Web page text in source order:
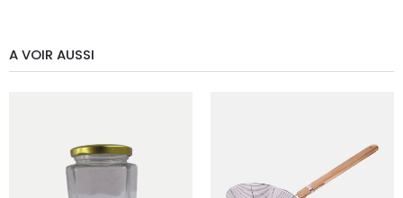
A VOIR AUSSI